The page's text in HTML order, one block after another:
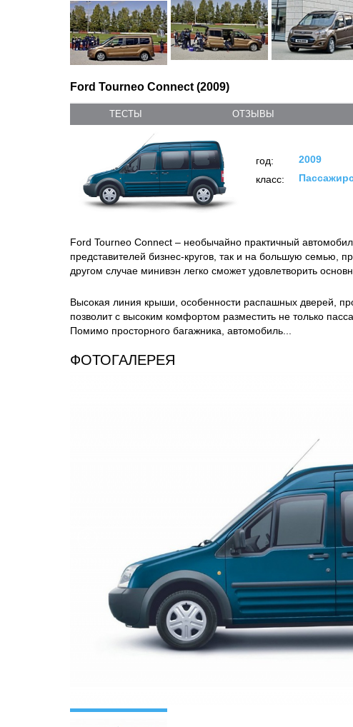
Ford Tourneo Connect (2009)
ТЕСТЫ ОТЗЫВЫ
год:
2009
класс:
Ford Tourneo Connect – необычайно практичный
представителей бизнес-кругов, так и на большую семью,
другом случае минивэн легко сможет удовлетворить
Высокая линия крыши, особенности распашных дверей,
позволит с высоким комфортом разместить не только
Помимо просторного багажника, автомобиль...
ФОТОГАЛЕРЕЯ